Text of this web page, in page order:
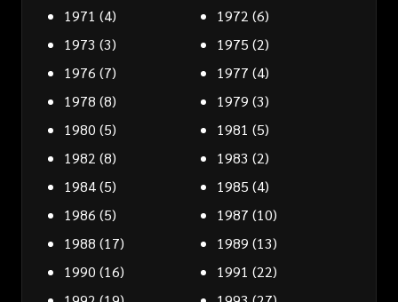
1971 (4) 1972 (6)
1973 (3) 1975 (2)
1976 (7) 1977 (4)
1978 (8) 1979 (3)
1980 (5) 1981 (5)
1982 (8) 1983 (2)
1984(5) 1985 (4)
1986 (5) 1987 (10)
1988 (17) 1989 (13)
1990 (16) 1991 (22)